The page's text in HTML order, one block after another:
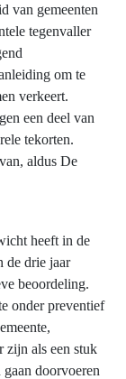
van gemeenten
tegenvaller
om te
verkeert.
een deel van
tekorten.
aldus De
heeft in de
de drie jaar
beoordeling.
onder preventief
zijn als een stuk
doorvoeren